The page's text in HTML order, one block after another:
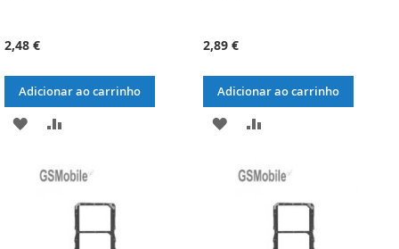
2,48 €
Adicionar ao carrinho
ADICIONAR
LISTACOMPARAÇÃO
2,89 €
Adicionar ao carrinho
ADICIONAR
LISTA
ADICIONAR
COMPARAÇÃO